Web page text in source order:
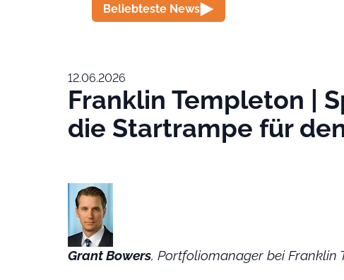
Beliebteste News
12.06.2026
Franklin Templeton |
die Startrampe für
Grant Bowers, Portfoliomanager bei Franklin